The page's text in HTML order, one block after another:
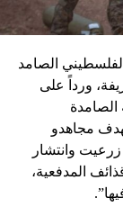
الصامد
ورداً على
الصامدة
مجاهدو
يوم الاثنين 19-8-2024 ثكنة زرعيت وانتشار
المدفعية،